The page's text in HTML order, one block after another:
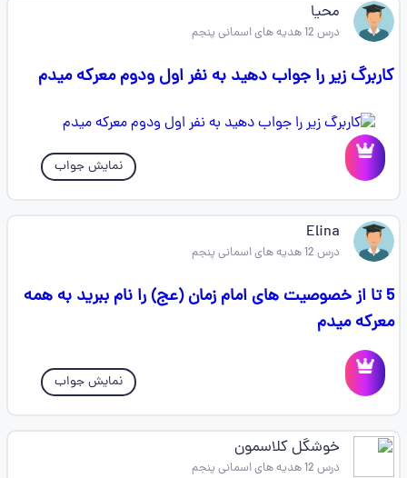
محیا
درس 12 هدیه های اسمانی پنجم
کاربرگ زیر را جواب دهید به نفر اول ودوم معرکه میدم
نمایش جواب
Elina
درس 12 هدیه های اسمانی پنجم
5 تا از خصوصیت های امام زمان (عج) را نام ببرید به همه
معرکه میدم
نمایش جواب
خوشگل کلاسمون
درس 12 هدیه های اسمانی پنجم